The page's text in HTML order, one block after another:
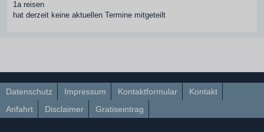
1a reisen
hat derzeit keine aktuellen Termine mitgeteilt
Datenschutz Impressum Kontaktformular
Kontakt
Anfahrt
Disclaimer Gratiseintrag